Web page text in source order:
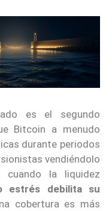
es el segundo
Bitcoin a menudo
durante periodos
vendiéndolo
la liquidez
estrés debilita su
cobertura es más